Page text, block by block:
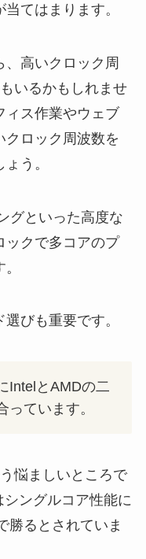
てはまります。
、高いクロック周
いるかもしれませ
ィス作業やウェブ
クロック周波数を
う。
グといった高度な
ックで多コアのプ
びも重要です。
IntelとAMDの二
っています。
悩ましいところで
ングルコア性能に
勝るとされていま